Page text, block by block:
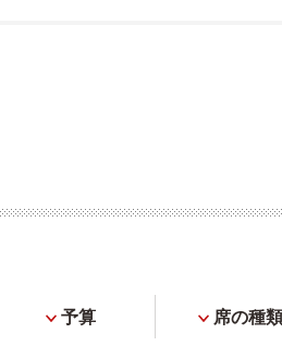
予算 席の種類